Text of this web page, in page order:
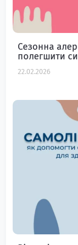
Сезонна
полегшити
22.02.2026